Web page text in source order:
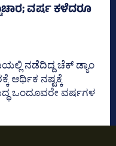
ವರ್ಷ ಕಳೆದರೂ
ನಡೆದಿದ್ದ ಚೆಕ್‌ ಡ್ಯಾಂ
ಆರ್ಥಿಕ ನಷ್ಟಕ್ಕೆ
ಒಂದೂವರೇ ವರ್ಷಗಳ